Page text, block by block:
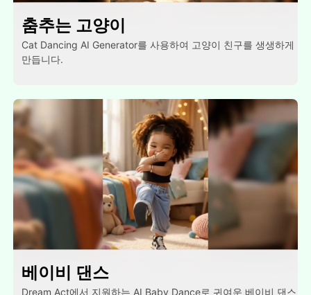
춤추는 고양이
Cat Dancing AI Generator를 사용하여 고양이 친구를 생생하게
만듭니다.
베이비 댄스
Dream Act에서 지원하는 AI Baby Dance로 귀여운 베이비 댄스